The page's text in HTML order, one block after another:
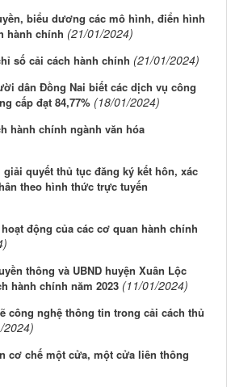
biểu dương các mô hình, điển hình
hành chính (21/01/2024)
số cải cách hành chính (21/01/2024)
dân Đồng Nai biết các dịch vụ công
cấp đạt 84,77% (18/01/2024)
hành chính ngành văn hóa
quyết thủ tục đăng ký kết hôn, xác
theo hình thức trực tuyến
động của các cơ quan hành chính
thông và UBND huyện Xuân Lộc
hành chính năm 2023 (11/01/2024)
công nghệ thông tin trong cải cách thủ
2024)
cơ chế một cửa, một cửa liên thông